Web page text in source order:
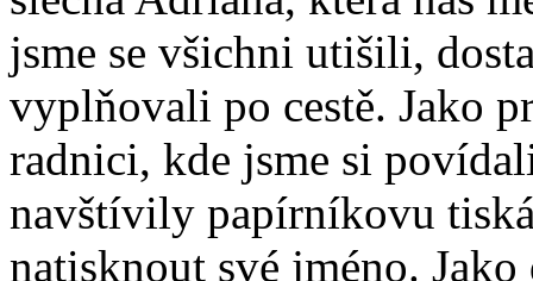
jsme se všichni utišili,
vyplňovali po cestě. Jako
radnici, kde jsme si
navštívily papírníkovu
natisknout své jméno.